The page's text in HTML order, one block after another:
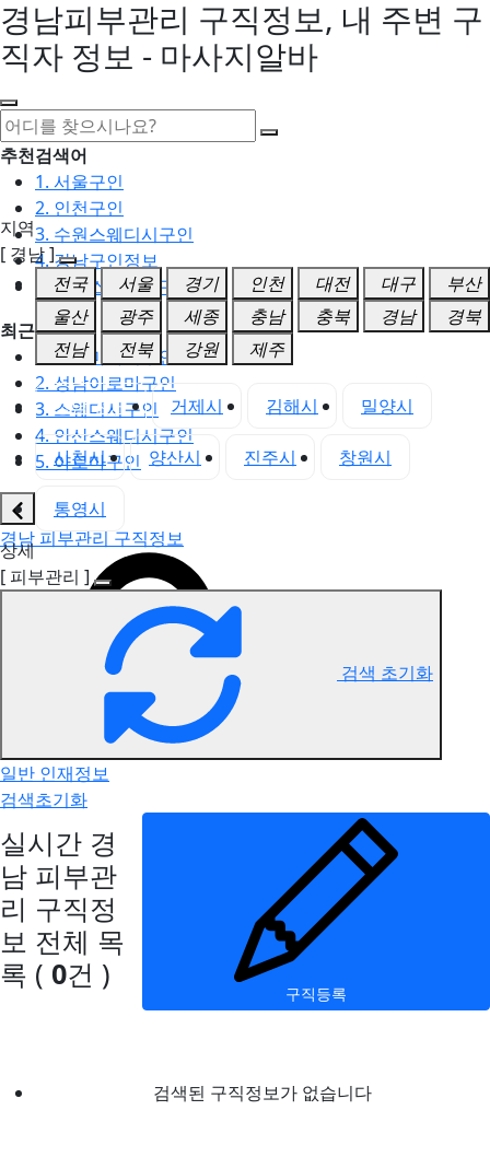
경남피부관리 구직정보, 내 주변 구
직자 정보 - 마사지알바
추천검색어
1. 서울구인
2. 인천구인
3. 수원스웨디시구인
4. 강남구인정보
5. 동탄스웨디시구인
최근검색어
1. 일산마사지구인
2. 성남아로마구인
3. 스웨디시구인
4. 안산스웨디시구인
5. 아로마구인
경남 피부관리 구직정보
지역
[ 경남 ]
전국
서울 경기 인천 대전 대구
부산
울산
광주 세종 충남 충북 경남
경북
전남
전북 강원 제주
경남 전체 거제시 김해시 밀양시
사천시 양산시 진주시 창원시
통영시
상세
[ 피부관리 ]
검색 초기화
일반 인재정보
검색초기화
실시간 경
남 피부관
리 구직정
보 전체 목
록 ( 0건 )
구직등록
검색된 구직정보가 없습니다